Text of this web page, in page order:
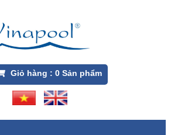
Giỏ hàng : 0Sản phẩm